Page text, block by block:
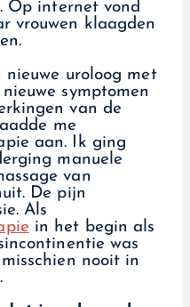
Op internet vond
vrouwen klaagden
uroloog met
symptomen
van de
me
aan. Ik ging
manuele
van
De pijn
Als
in het begin als
was
nooit in